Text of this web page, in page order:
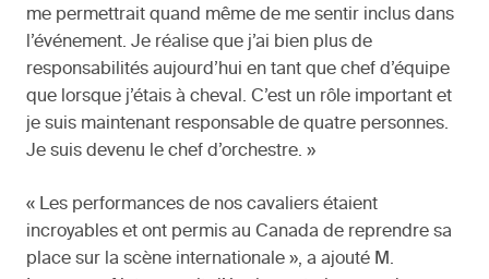
me permettrait quand même de me sentir inclus dans
l’événement. Je réalise que j’ai bien plus de
responsabilités aujourd’hui en tant que chef d’équipe
que lorsque j’étais à cheval. C’est un rôle important et
je suis maintenant responsable de quatre personnes.
Je suis devenu le chef d’orchestre. »
« Les performances de nos cavaliers étaient
incroyables et ont permis au Canada de reprendre sa
place sur la scène internationale », a ajouté M.